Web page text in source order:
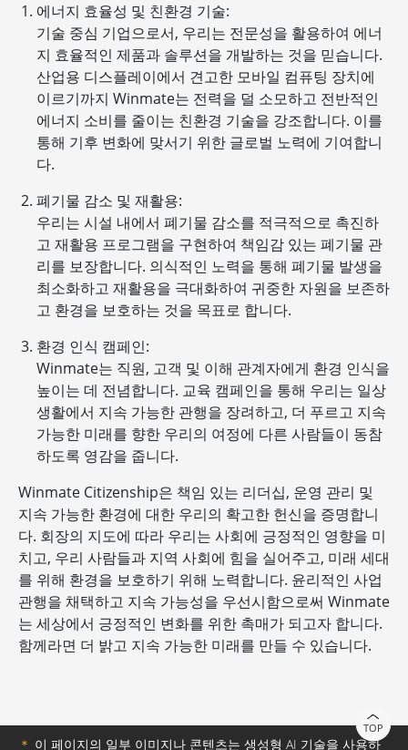
에너지 효율성 및 친환경 기술:
기술 중심 기업으로서, 우리는 전문성을 활용하여 에너
지 효율적인 제품과 솔루션을 개발하는 것을 믿습니다.
산업용 디스플레이에서 견고한 모바일 컴퓨팅 장치에
이르기까지 Winmate는 전력을 덜 소모하고 전반적인
에너지 소비를 줄이는 친환경 기술을 강조합니다. 이를
통해 기후 변화에 맞서기 위한 글로벌 노력에 기여합니
다.
폐기물 감소 및 재활용:
우리는 시설 내에서 폐기물 감소를 적극적으로 촉진하
고 재활용 프로그램을 구현하여 책임감 있는 폐기물 관
리를 보장합니다. 의식적인 노력을 통해 폐기물 발생을
최소화하고 재활용을 극대화하여 귀중한 자원을 보존하
고 환경을 보호하는 것을 목표로 합니다.
환경 인식 캠페인:
Winmate는 직원, 고객 및 이해 관계자에게 환경 인식을
높이는 데 전념합니다. 교육 캠페인을 통해 우리는 일상
생활에서 지속 가능한 관행을 장려하고, 더 푸르고 지속
가능한 미래를 향한 우리의 여정에 다른 사람들이 동참
하도록 영감을 줍니다.
Winmate Citizenship은 책임 있는 리더십, 운영 관리 및
지속 가능한 환경에 대한 우리의 확고한 헌신을 증명합니
다. 회장의 지도에 따라 우리는 사회에 긍정적인 영향을 미
치고, 우리 사람들과 지역 사회에 힘을 실어주고, 미래 세대
를 위해 환경을 보호하기 위해 노력합니다. 윤리적인 사업
관행을 채택하고 지속 가능성을 우선시함으로써 Winmate
는 세상에서 긍정적인 변화를 위한 촉매가 되고자 합니다.
함께라면 더 밝고 지속 가능한 미래를 만들 수 있습니다.
TOP
＊ 이 페이지의 일부 이미지나 콘텐츠는 생성형 AI 기술을 사용하